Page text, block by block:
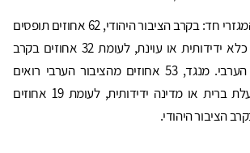
הפער המגזרי חד: בקרב הציבור היהודי, 62 אחוזים תופסים
את סין כלא ידידותית או עוינת, לעומת 32 אחוזים בקרב
הציבור הערבי. מנגד, 53 אחוזים מהציבור הערבי רואים
בסין בעלת ברית או מדינה ידידותית, לעומת 19 אחוזים
הציבור היהודי.